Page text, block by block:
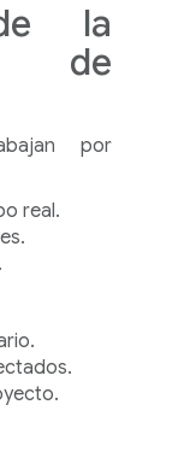
la
de
por
real.